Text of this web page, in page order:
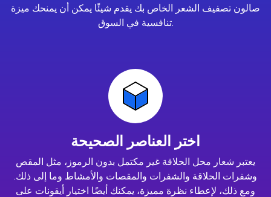
صالون تصفيف الشعر الخاص بك يقدم شيئًا يمكن أن يمنحك ميزة
تنافسية في السوق.
اختر العناصر الصحيحة
يعتبر شعار محل الحلاقة غير مكتمل بدون الرموز، مثل المقص
وشفرات الحلاقة والشفرات والمقصات والأمشاط وما إلى ذلك.
ومع ذلك، لإعطاء نظرة مميزة، يمكنك أيضًا اختيار أيقونات على